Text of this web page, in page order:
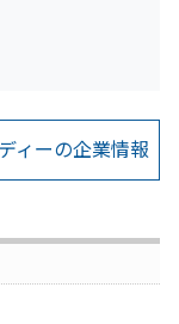
ィーの企業情報